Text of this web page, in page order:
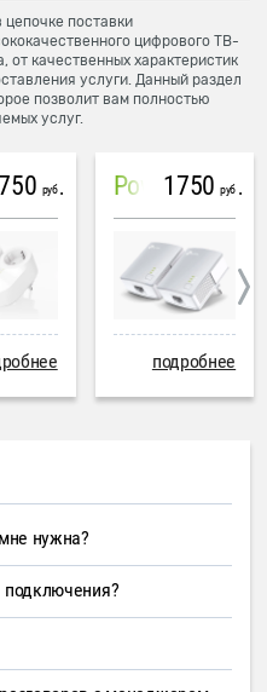
поставки
цифрового ТВ-
от качественных характеристик
услуги. Данный раздел
позволит вам полностью
услуг.
PowerLine Tenda PH6
руб PowerLine TP-Link AV600
1750 руб
подробнее
нужна?